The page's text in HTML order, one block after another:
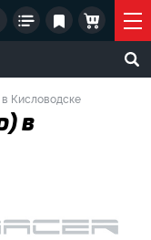
в Кисловодске
в